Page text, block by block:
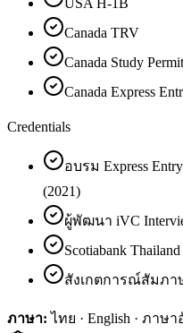
USA H-1B
Canada TRV
Canada Study Permit
Canada Express
Credentials
อบรม Express
(2021)
ผู้พัฒนา iVC
Scotiabank
สังเกตการณ์สัมภา
ภาษา: ไทย · English · ภาษ